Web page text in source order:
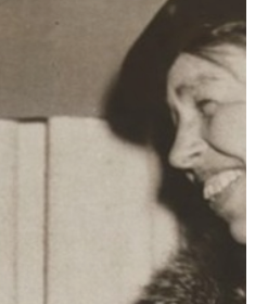
Έρχαρτ
την Έλενορ